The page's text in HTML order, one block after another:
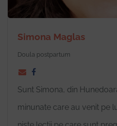
Simona Maglas
Doula postpartum
Sunt Simona, din
minunate care au venit pe